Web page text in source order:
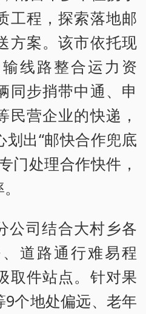
工程，探索落地邮
方案。该市依托现
线路整合运力资
同步捎带中通、申
民营企业的快递，
出“邮快合作兜底
门处理合作快件，
公司结合大村乡各
道路通行难易程
取件站点。针对果
个地处偏远、老年